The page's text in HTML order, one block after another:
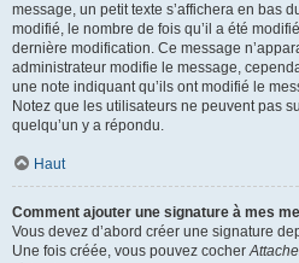
message, un petit texte s’affichera en bas
modifié, le nombre de fois qu’il a été
dernière modification. Ce message
administrateur modifie le message,
une note indiquant qu’ils ont modifié le
Notez que les utilisateurs ne peuvent pas
quelqu’un y a répondu.
Haut
Comment ajouter une signature à mes
Vous devez d’abord créer une signature
Une fois créée, vous pouvez cocher